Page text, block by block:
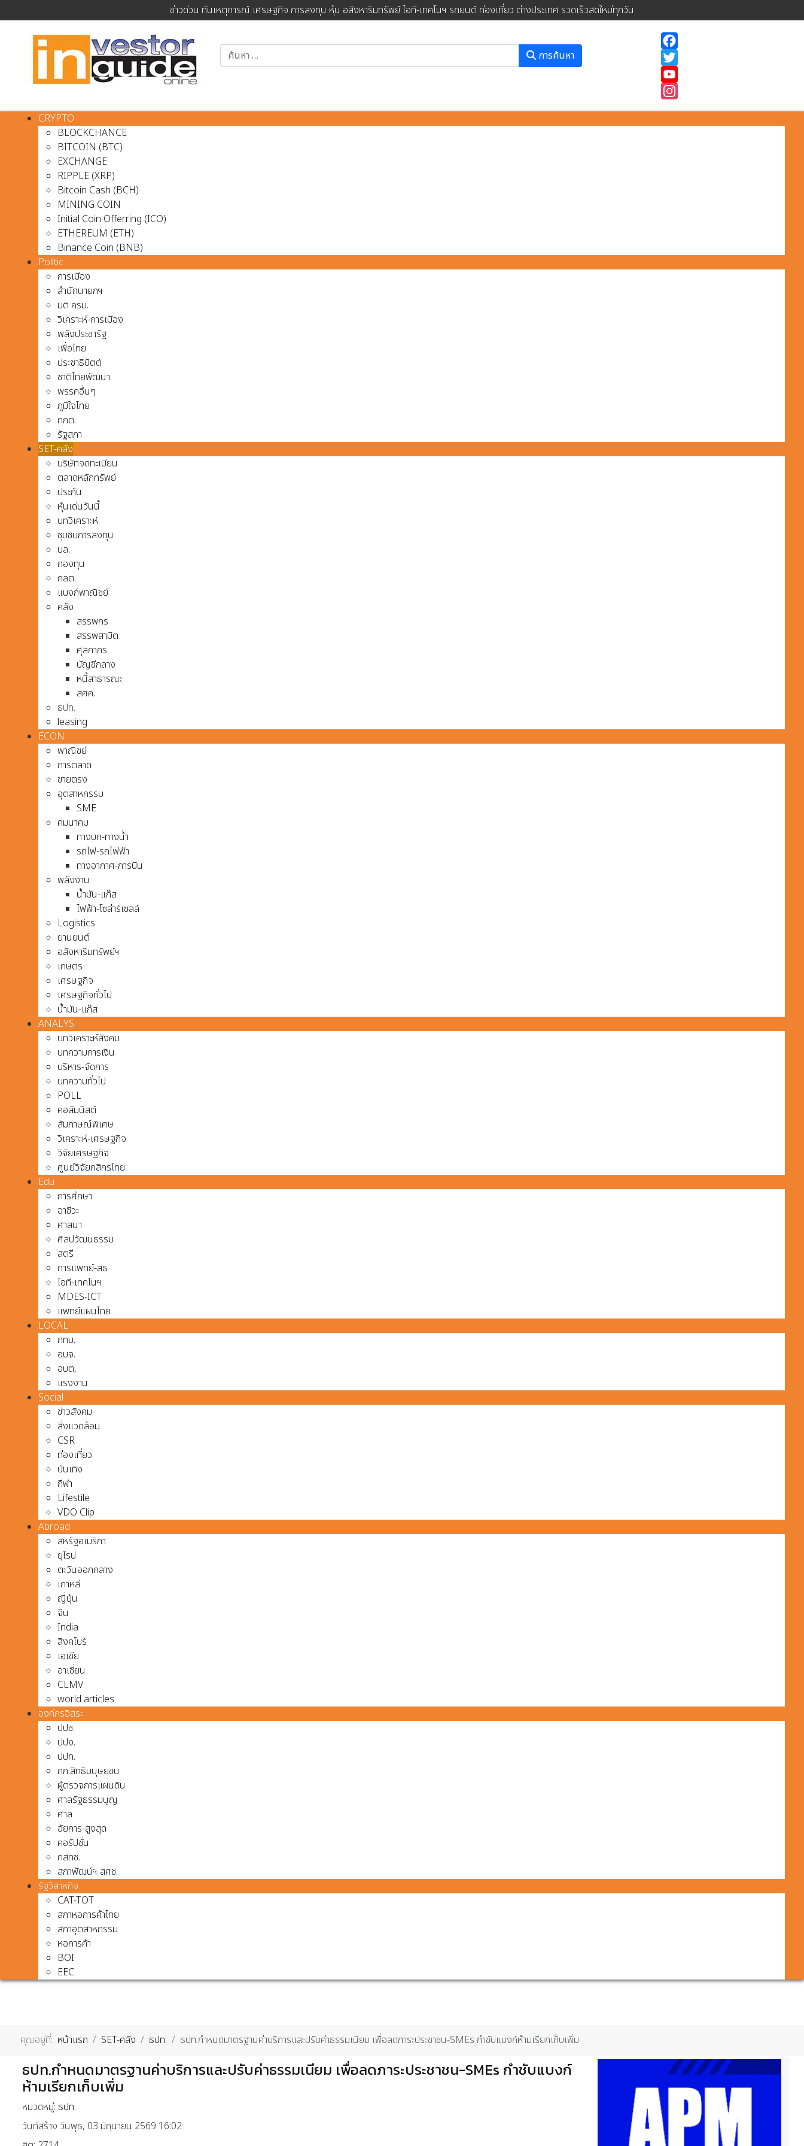
ข่าวด่วน ทันเหตุการณ์ เศรษฐกิจ การลงทุน หุ้น อสังหาริมทรัพย์ ไอที-เทคโนฯ รถยนต์ ท่องเที่ยว ต่างประเทศ รวดเร็วสดใหม่ทุกวัน
การค้นหา
Instagram
CRYPTO
BLOCKCHANCE
BITCOIN (BTC)
EXCHANGE
RIPPLE (XRP)
Bitcoin Cash (BCH)
MINING COIN
Initial Coin Offerring (ICO)
ETHEREUM (ETH)
Binance Coin (BNB)
Politic
การเมือง
สำนักนายกฯ
มติ ครม.
วิเคราะห์-การเมือง
พลังประชารัฐ
เพื่อไทย
ประชาธิปัตต์
ชาติไทยพัฒนา
พรรคอื่นๆ
ภูมิใจไทย
กกต.
รัฐสภา
SET-คลัง
บริษัทจดทะเบียน
ตลาดหลักทรัพย์
ประกัน
หุ้นเด่นวันนี้
บทวิเคราะห์
ซุบซิบการลงทุน
บล.
กองทุน
กลต.
แบงก์พาณิชย์
คลัง
สรรพกร
สรรพสามิต
ศุลกากร
บัญชีกลาง
หนี้สาธารณะ
สศค.
ธปท.
leasing
ECON
พาณิชย์
การตลาด
ขายตรง
อุตสาหกรรม
SME
คมนาคม
ทางบก-ทางน้ำ
รถไฟ-รถไฟฟ้า
ทางอากาศ-การบิน
พลังงาน
น้ำมัน-แก๊ส
ไฟฟ้า-โซล่าร์เซลล์
Logistics
ยานยนต์
อสังหาริมทรัพย์ฯ
เกษตร
เศรษฐกิจ
เศรษฐกิจทั่วไป
น้ำมัน-แก๊ส
ANALYS
บทวิเคราะห์สังคม
บทความการเงิน
บริหาร-จัดการ
บทความทั่วไป
POLL
คอลัมนิสต์
สัมภาษณ์พิเศษ
วิเคราะห์-เศรษฐกิจ
วิจัยเศรษฐกิจ
ศูนย์วิจัยกสิกรไทย
Edu
การศึกษา
อาชีวะ
ศาสนา
ศิลปวัฒนธรรม
สตรี
การแพทย์-สธ
ไอที-เทคโนฯ
MDES-ICT
แพทย์แผนไทย
LOCAL
กทม.
อบจ.
อบต,
แรงงาน
Social
ข่าวสังคม
สิ่งแวดล้อม
CSR
ท่องเที่ยว
บันเทิง
กีฬา
Lifestile
VDO Clip
Abroad
สหรัฐอเมริกา
ยุโรป
ตะวันออกกลาง
เกาหลี
ญี่ปุ่น
จีน
India
สิงคโปร์
เอเชีย
อาเชี่ยน
CLMV
world articles
องค์กรอิสระ
ปปช.
ปปง.
ปปท.
กก.สิทธิมนุษยชน
ผู้ตรวจการแผ่นดิน
ศาลรัฐธรรมนูญ
ศาล
อัยการ-สูงสุด
คอรัปชั่น
กสทช.
สภาพัฒน์ฯ สศช.
รัฐวิสาหกิจ
CAT-TOT
สภาหอการค้าไทย
สภาอุตสาหกรรม
หอการค้า
BOI
EEC
คุณอยู่ที่: หน้าแรก SET-คลัง ธปท. ธปท.กำหนดมาตรฐานค่าบริการและปรับค่าธรรมเนียม เพื่อลดภาระประชาชน-SMEs กำชับแบงก์ห้ามเรียกเก็บเพิ่ม
ธปท.กำหนดมาตรฐานค่าบริการและปรับค่าธรรมเนียม เพื่อลดภาระประชาชน-SMEs กำชับแบงก์
ห้ามเรียกเก็บเพิ่ม
หมวดหมู่: ธปท.
วันที่สร้าง วันพุธ, 03 มิถุนายน 2569 16:02